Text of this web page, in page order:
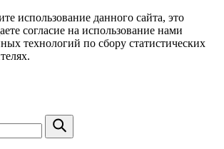
использование данного сайта, это
согласие на использование нами
технологий по сбору статистических